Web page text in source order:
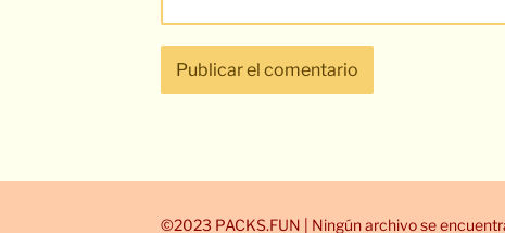
©2023 PACKS.FUN | Ningún archivo se